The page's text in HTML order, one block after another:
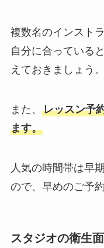
複数名のインスト
自分に合っている
えておきましょう。
また、 レッスン予
ます。
人気の時間帯は早
ので、早めのご予
スタジオの衛生